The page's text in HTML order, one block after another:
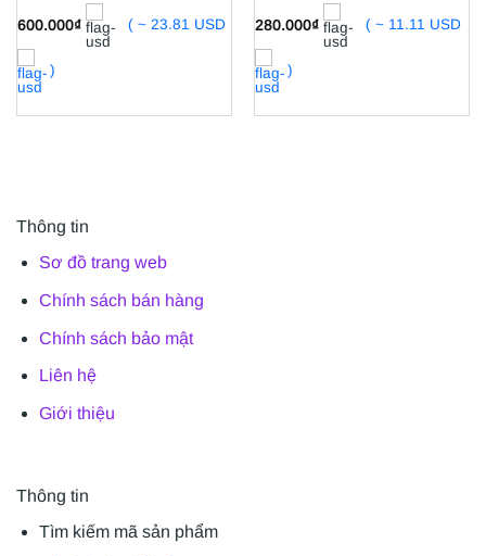
600.000₫ ( ~ 23.81 USD
)
280.000₫ ( ~ 11.11 USD
)
Thông tin
Sơ đồ trang web
Chính sách bán hàng
Chính sách bảo mật
Liên hệ
Giới thiệu
Thông tin
Tìm kiếm mã sản phẩm